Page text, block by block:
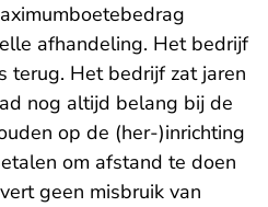
afhandeling. Het bedrijf
terug. Het bedrijf zat jaren
nog altijd belang bij de
op de (her-)inrichting
om afstand te doen
geen misbruik van